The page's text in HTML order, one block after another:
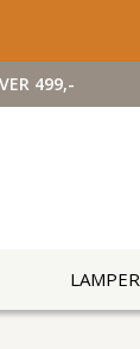
499,-
LAMPER